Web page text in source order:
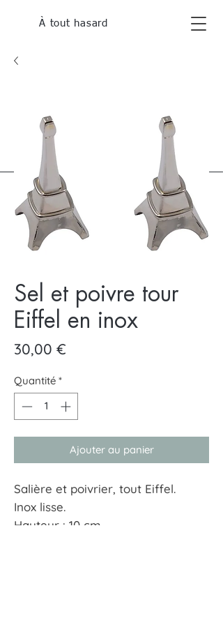
À tout hasard
Sel et poivre tour
Eiffel en inox
30,00 €
Quantité *
Ajouter au panier
Salière et poivrier, tout Eiffel.
Inox lisse.
Hauteur : 10 cm